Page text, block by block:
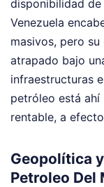
disponibilidad
Venezuela
masivos, pero
atrapado bajo
infraestructuras
petróleo está
rentable, a
Geopolítica
Petroleo Del